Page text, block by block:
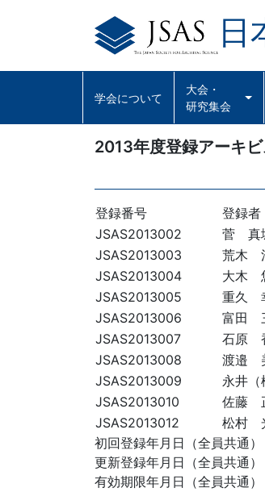
日
学会について
大会・
研究集会
2013年度登録アーキビ
登録番号 登録者
JSAS2013002
菅 真
JSAS2013003
荒木
JSAS2013004
大木
JSAS2013005
重久
JSAS2013006
富田
JSAS2013007
石原
JSAS2013008
渡邉
JSAS2013009
永井
JSAS2013010
佐藤
JSAS2013012
松村
初回登録年月日（全員共通
更新登録年月日（全員共通
有効期限年月日（全員共通